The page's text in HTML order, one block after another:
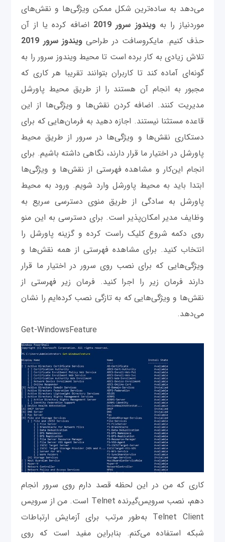
می‌دهد به ساده‌ترین شکل ممکن ویژگی‌ها و نقش‌های
موردنیاز را بهویندوز سرور 2019 اضافه کرده یا از آن
حذف کنیم. مایکروسافت در طراحیویندوز سرور 2019
تلاش زیادی به کار برده است تا محیط ویندوز سرور را به
گونه‌ای آماده کند تا کاربران بتوانند تقریبا هر کاری که
مجبور به انجام آن هستند را از طریق محیط پاورشل
مدیریت کنند. اضافه کردن نقش‌ها و ویژگی‌‌ها از این
قاعده مستثنا نیستند. اجازه دهید به فرمان‌هایی که برای
دستکاری نقش‌ها و ویژگی‌ها در سرور از طریق محیط
پاورشل در اختیار ما قرار دارند، نگاهی داشته باشیم. برای
انجام این‌کار و مشاهده فهرستی از نقش‌ها و ویژگی‌ها
ابتدا باید به محیط پاورشل وارد شویم. ورود به محیط
پاورشل به سادگی از طریق منوی دسترسی سریع به
وظایف مدیر امکان‌پذیر است. برای دسترسی به این منو
روی دکمه شروع کلیک راست کرده و گزینه پاورشل را
انتخاب کنید. برای مشاهده فهرستی از همه نقش‌ها و
ویژگی‌هایی که برای نصب روی سرور در اختیار ما قرار
دارند فرمان زیر را اجرا کنید. فرمان زیر فهرستی از
نقش‌ها و ویژگی‌هایی که به تازگی نصب کرده‌ایم را نشان
می‌دهد.
Get-WindowsFeature
کاری که من در این لحظه قصد دارم روی سرور انجام
دهم، نصب سرویس‌گیرنده Telnet است. من از سرویس
Telnet Client به‌طور مرتب برای آزمایش ارتباطات
شبکه استفاده می‌کنم. بنابراین مفید است که روی